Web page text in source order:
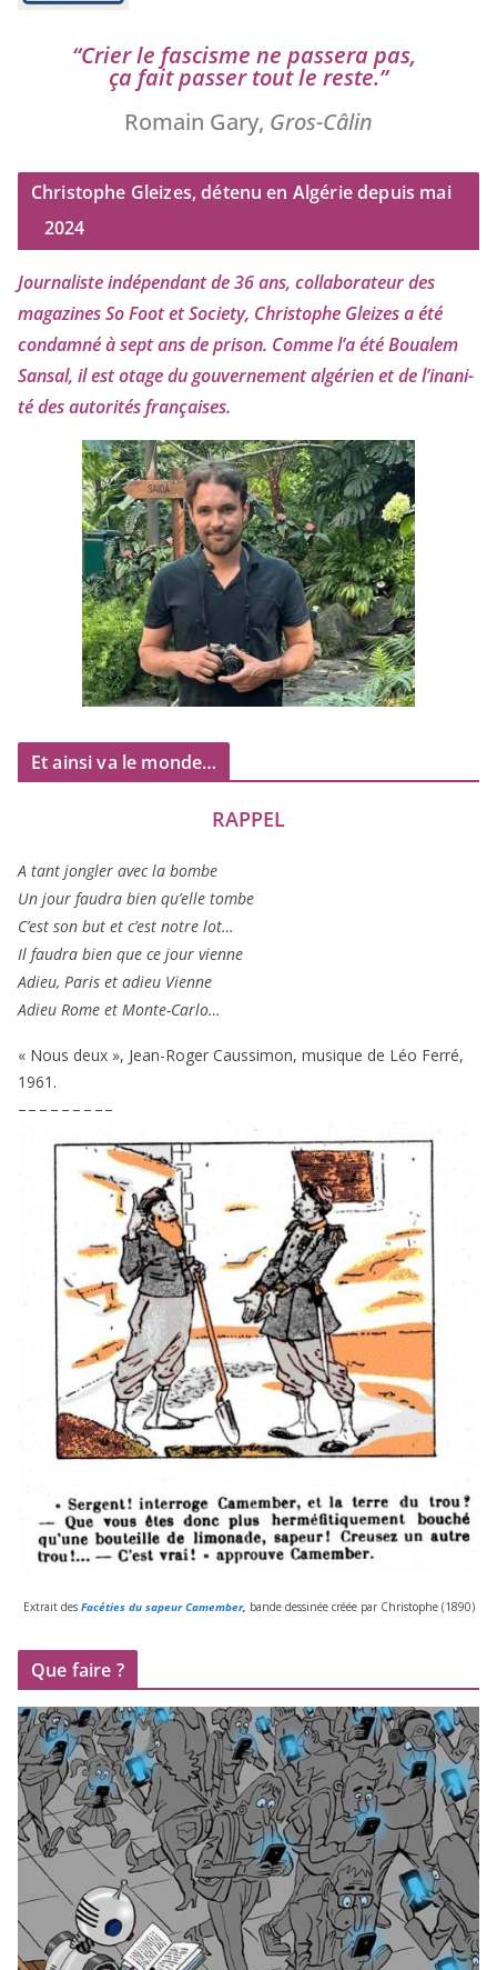
“Crier le fas­cisme ne pas­se­ra pas,
ça fait pas­ser tout le reste.”
Romain Gary, Gros-Câlin
Christophe Gleizes, détenu en Algérie depuis mai
2024
Journaliste indé­pen­dant de36ans, col­la­bo­ra­teur des
maga­zines So Foot et Society, Christophe Gleizesa été
condam­né à sept ans de pri­son. Comme l’a été Boualem
Sansal, il est otage du gou­ver­ne­ment algé­rien et de l’i­na­ni­
té des auto­ri­tés françaises.
Et ainsi va le monde…
RAPPEL
A tant jon­gler avec la bombe
Un jour fau­dra bien qu’elle tombe
C’est son but et c’est notre lot…
Il fau­dra bien que ce jour vienne
Adieu, Paris et adieu Vienne
Adieu Rome et Monte-Carlo…
« Nous deux », Jean-Roger Caussimon, musique de Léo Ferré,
1961 .
– – – – – – – – –
Extrait desFacéties du sapeur Camember, bande des­si­née créée par Christophe (1890)
Que faire ?